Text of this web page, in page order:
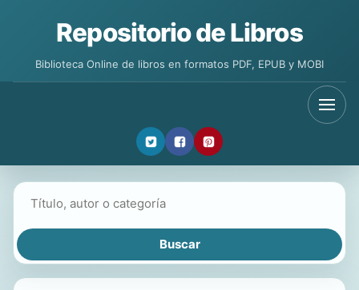
Repositorio de Libros
Biblioteca Online de libros en formatos PDF, EPUB y MOBI